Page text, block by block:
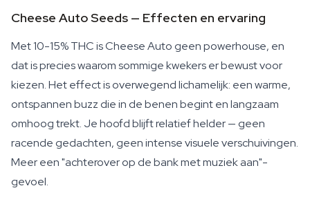
Cheese Auto Seeds — Effecten en ervaring
Met 10-15% THC is Cheese Auto geen powerhouse, en
dat is precies waarom sommige kwekers er bewust voor
kiezen. Het effect is overwegend lichamelijk: een warme,
ontspannen buzz die in de benen begint en langzaam
omhoog trekt. Je hoofd blijft relatief helder — geen
racende gedachten, geen intense visuele verschuivingen.
Meer een "achterover op de bank met muziek aan"-
gevoel.